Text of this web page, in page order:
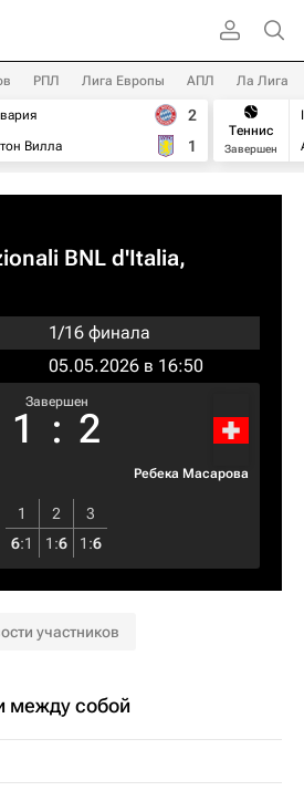
РПЛ Лига Европы АПЛ Ла Лига
Вилла
2
1
Теннис
Завершен
BNL d'Italia,
1/16 финала
05.05.2026 в 16:50
Завершен
1 : 2
Ребека Масарова
1 2
3
6:1 1 :6 1 :6
участников
между собой